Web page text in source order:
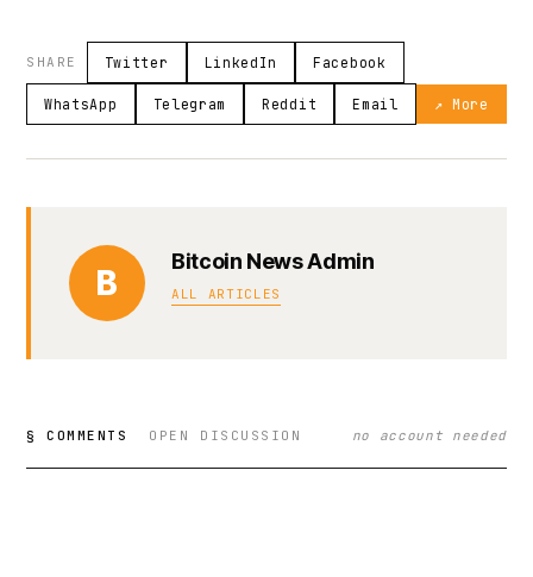
SHARE Twitter LinkedIn Facebook
WhatsApp Telegram Reddit Email ↗ More
B
Bitcoin News Admin
ALL ARTICLES
§ COMMENTS OPEN DISCUSSION no account needed